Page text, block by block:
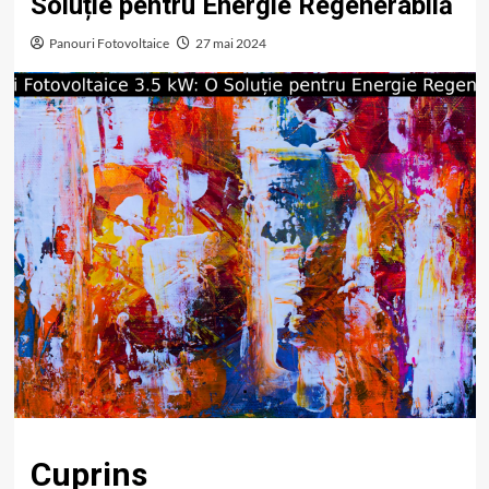
Panouri Fotovoltaice 27 mai 2024
Cuprins